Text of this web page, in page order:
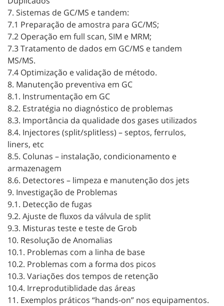
7. Sistemas de GC/MS e tandem:
7.1 Preparação de amostra para GC/MS;
7.2 Operação em full scan, SIM e MRM;
7.3 Tratamento de dados em GC/MS e tandem
MS/MS.
7.4 Optimização e validação de método.
8. Manutenção preventiva em GC
8.1. Instrumentação em GC
8.2. Estratégia no diagnóstico de problemas
8.3. Importância da qualidade dos gases utilizados
8.4. Injectores (split/splitless) – septos, ferrulos,
liners, etc
8.5. Colunas – instalação, condicionamento e
armazenagem
8.6. Detectores – limpeza e manutenção dos jets
9. Investigação de Problemas
9.1. Detecção de fugas
9.2. Ajuste de fluxos da válvula de split
9.3. Misturas teste e teste de Grob
10. Resolução de Anomalias
10.1. Problemas com a linha de base
10.2. Problemas com a forma dos picos
10.3. Variações dos tempos de retenção
10.4. Irreprodutiblidade das áreas
11. Exemplos práticos “hands-on” nos equipamentos.